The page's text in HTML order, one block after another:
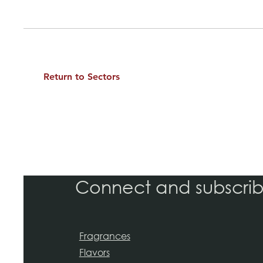
Return to Sectors
Connect and
Fragrances
Flavors